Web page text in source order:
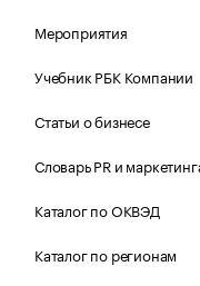
Мероприятия
Учебник РБК Компании
Статьи о бизнесе
Словарь PR и
Каталог по ОКВЭД
Каталог по регионам